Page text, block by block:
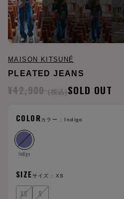
MAISON KITSUNÉ
PLEATED JEANS
¥42,900 (税込)SOLD OUT
COLORカラー : Indigo
Indigo
SIZEサイズ :XS
XS S